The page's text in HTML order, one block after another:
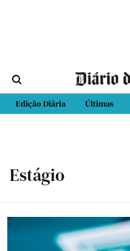
Edição Diária Últimas
Estágio